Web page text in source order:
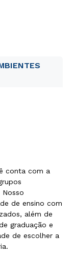
conta com a
de ensino com
além de
graduação e
de escolher a